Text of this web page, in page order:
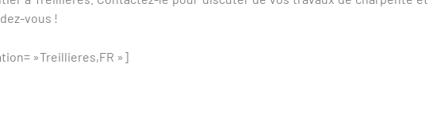
vous !
»Treillieres,FR »]